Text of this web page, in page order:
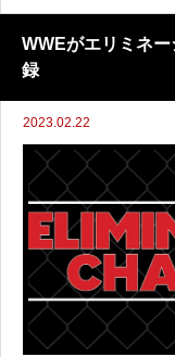
ンピオンであるグン
ING 🚨 20 Man Battle
WWEがエリミネ
録
2023.02.22